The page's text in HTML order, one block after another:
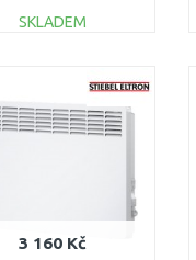
SKLADEM
Porovnat
3 160 Kč